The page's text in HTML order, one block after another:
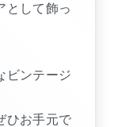
として飾っ
ビンテージ
ひお手元で